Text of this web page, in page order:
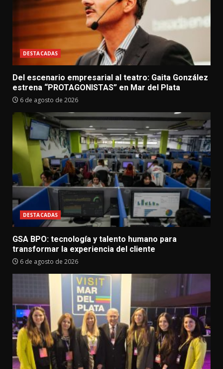
DESTACADAS
Del escenario empresarial al teatro: Gaita González
estrena “PROTAGONISTAS” en Mar del Plata
6 de agosto de 2026
DESTACADAS
GSA BPO: tecnología y talento humano para
transformar la experiencia del cliente
6 de agosto de 2026